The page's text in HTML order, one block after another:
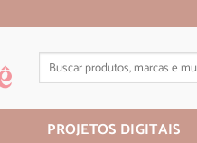
PROJETOS DIGITAIS